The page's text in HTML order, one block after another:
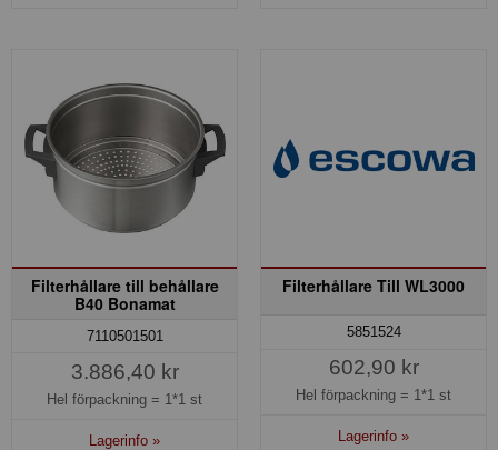
Filterhållare till behållare
B40 Bonamat
7110501501
3.886,40 kr
Hel förpackning = 1*1 st
Lagerinfo »
Filterhållare Till WL3000
5851524
602,90 kr
Hel förpackning = 1*1 st
Lagerinfo »